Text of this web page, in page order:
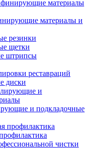
материалы и
резинки
щетки
штрипсы
реставраций
диски
и подкладочные
чистки